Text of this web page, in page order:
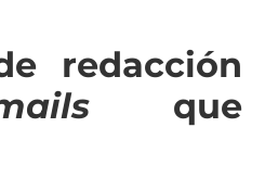
redacción
que